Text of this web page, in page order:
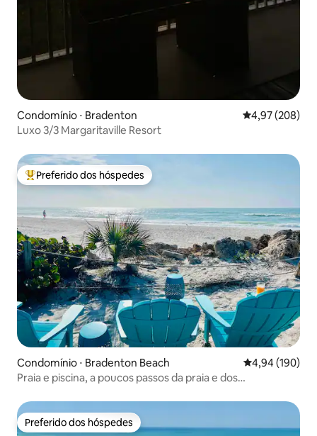
Condomínio ⋅ Bradenton 4,97 de uma
4,97 (208)
Luxo 3/3 Margaritaville Resort
Entre os melhores preferidos dos hóspedes
Preferido dos hóspedes
Condomínio ⋅ Bradenton Beach 4,94 de uma
4,94 (190)
Praia e piscina, a poucos passos da praia e dos
Preferido dos hóspedes
Preferido dos hóspedes